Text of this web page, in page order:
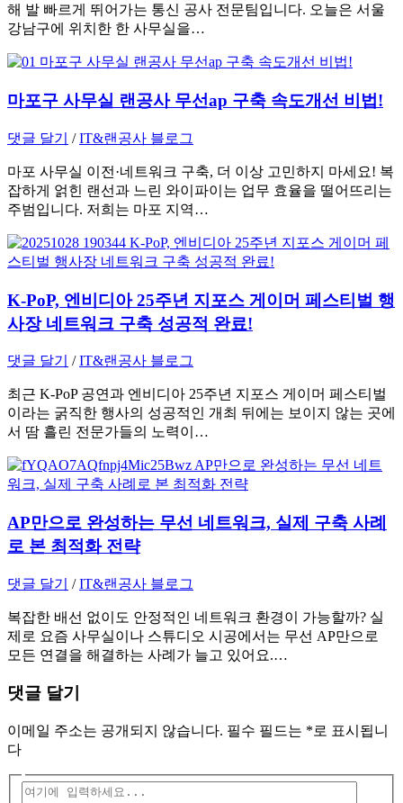
해 발 빠르게 뛰어가는 통신 공사 전문팀입니다. 오늘은 서울
강남구에 위치한 한 사무실을…
마포구 사무실 랜공사 무선ap 구축 속도개선 비법!
댓글 달기 /IT&랜공사 블로그
마포 사무실 이전·네트워크 구축, 더 이상 고민하지 마세요! 복
잡하게 얽힌 랜선과 느린 와이파이는 업무 효율을 떨어뜨리는
주범입니다. 저희는 마포 지역…
K-PoP, 엔비디아 25주년 지포스 게이머 페스티벌 행
사장 네트워크 구축 성공적 완료!
댓글 달기 /IT&랜공사 블로그
최근 K-PoP 공연과 엔비디아 25주년 지포스 게이머 페스티벌
이라는 굵직한 행사의 성공적인 개최 뒤에는 보이지 않는 곳에
서 땀 흘린 전문가들의 노력이…
AP만으로 완성하는 무선 네트워크, 실제 구축 사례
로 본 최적화 전략
댓글 달기 /IT&랜공사 블로그
복잡한 배선 없이도 안정적인 네트워크 환경이 가능할까? 실
제로 요즘 사무실이나 스튜디오 시공에서는 무선 AP만으로
모든 연결을 해결하는 사례가 늘고 있어요.…
댓글 달기
이메일 주소는 공개되지 않습니다. 필수 필드는 *로 표시됩니
다
여